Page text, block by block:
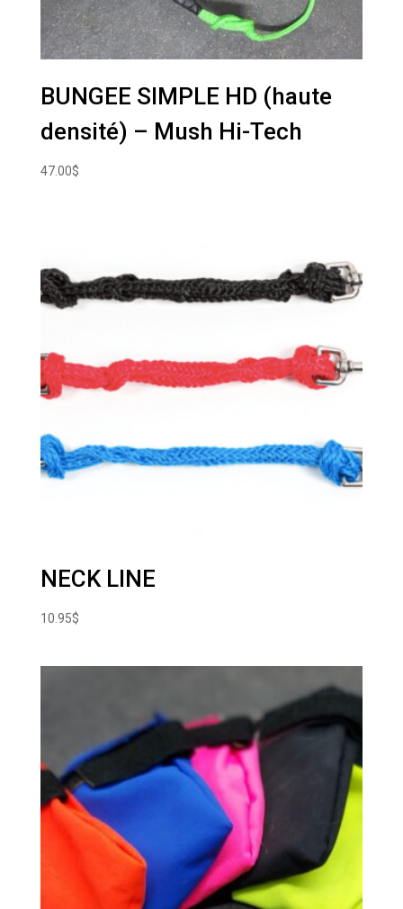
BUNGEE SIMPLE HD (haute
densité) – Mush Hi-Tech
47.00$
NECK LINE
10.95$